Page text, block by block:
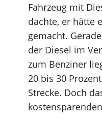
Fahrzeug mit
dachte, er hätte
gemacht.
der Diesel im
zum Benziner
20 bis 30
Strecke. Doch